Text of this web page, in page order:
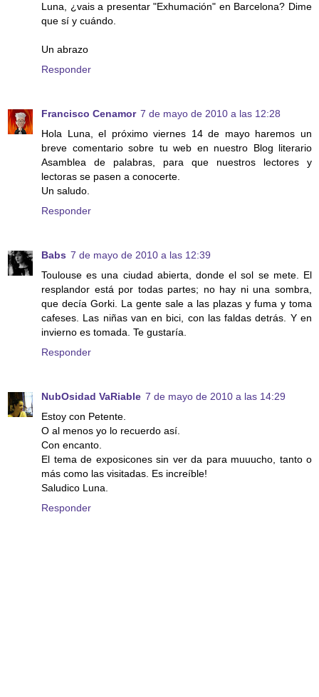
Luna, ¿vais a presentar "Exhumación" en Barcelona? Dime
que sí y cuándo.
Un abrazo
Responder
Francisco Cenamor 7 de mayo de 2010 a las 12:28
Hola Luna, el próximo viernes 14 de mayo haremos un
breve comentario sobre tu web en nuestro Blog literario
Asamblea de palabras, para que nuestros lectores y
lectoras se pasen a conocerte.
Un saludo.
Responder
Babs 7 de mayo de 2010 a las 12:39
Toulouse es una ciudad abierta, donde el sol se mete. El
resplandor está por todas partes; no hay ni una sombra,
que decía Gorki. La gente sale a las plazas y fuma y toma
cafeses. Las niñas van en bici, con las faldas detrás. Y en
invierno es tomada. Te gustaría.
Responder
NubOsidad VaRiable 7 de mayo de 2010 a las 14:29
Estoy con Petente.
O al menos yo lo recuerdo así.
Con encanto.
El tema de exposicones sin ver da para muuucho, tanto o
más como las visitadas. Es increíble!
Saludico Luna.
Responder